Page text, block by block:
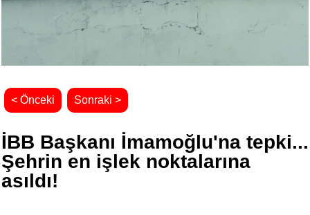
< Önceki Sonraki >
İBB Başkanı İmamoğlu'na tepki...
Şehrin en işlek noktalarına
asıldı!